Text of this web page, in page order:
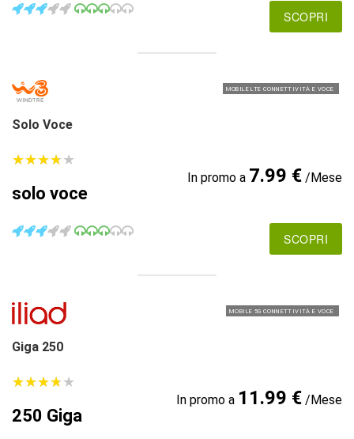
SCOPRI
MOBILE LTE CONNETTIVITÀ E VOCE
Solo Voce
★★★★★
★★★★★
solo voce
In promo a 7.99 €/Mese
SCOPRI
MOBILE 5G CONNETTIVITÀ E VOCE
Giga 250
★★★★★
★★★★★
250 Giga
In promo a 11.99 €/Mese